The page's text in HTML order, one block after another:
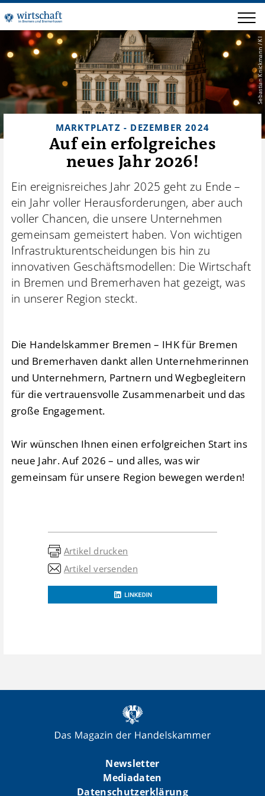
Sebastian Knickmann / KI
MARKTPLATZ - DEZEMBER 2024
Auf ein erfolgreiches
neues Jahr 2026!
Ein ereignisreiches Jahr 2025 geht zu Ende –
ein Jahr voller Herausforderungen, aber auch
voller Chancen, die unsere Unternehmen
gemeinsam gemeistert haben. Von wichtigen
Infrastrukturentscheidungen bis hin zu
innovativen Geschäftsmodellen: Die Wirtschaft
in Bremen und Bremerhaven hat gezeigt, was
in unserer Region steckt.
Die Handelskammer Bremen – IHK für Bremen
und Bremerhaven dankt allen Unternehmerinnen
und Unternehmern, Partnern und Wegbegleitern
für die vertrauensvolle Zusammenarbeit und das
große Engagement.
Wir wünschen Ihnen einen erfolgreichen Start ins
neue Jahr. Auf 2026 – und alles, was wir
gemeinsam für unsere Region bewegen werden!
Artikel drucken
Artikel versenden
Newsletter
Mediadaten
Datenschutzerklärung